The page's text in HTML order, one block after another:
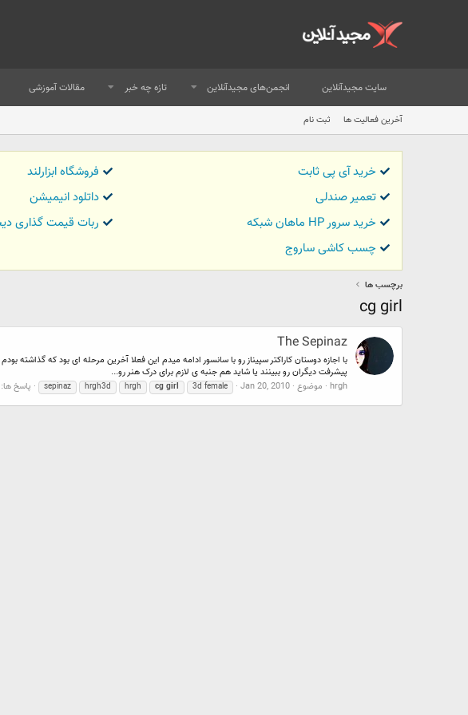
سایت مجیدآنلاین انجمن‌های مجیدآنلاین تازه چه خبر مقالات آموزشی
آخرین فعالیت ها ثبت نام
خرید آی پی ثابت فروشگاه ابزارلند
تعمیر صندلی
داتلود انیمیشن
خرید سرور HP ماهان شبکه
ربات قیمت گذاری
چسب کاشی ساروج
برچسب ها
cg girl
The Sepinaz
پیشرفت دیگران رو ببینند یا شاید هم جنبه ی لازم برای درک هنر رو...
hrgh موضوع Jan 20, 2010
3d female
cg girl
hrgh
hrgh3d
sepinaz پاسخ ها: 15